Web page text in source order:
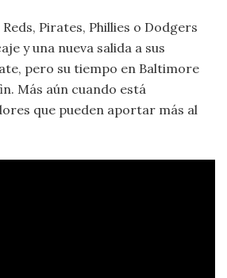
Pirates, Phillies o Dodgers
y una nueva salida a sus
pero su tiempo en Baltimore
Más aún cuando está
que pueden aportar más al